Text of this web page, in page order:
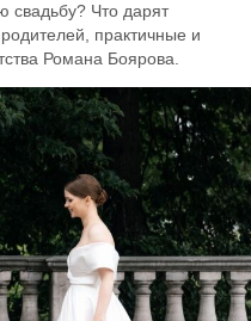
свадьбу? Что дарят
практичные и
Романа Боярова.